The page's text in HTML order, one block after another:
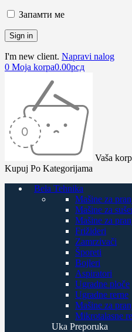
Запамти ме
I'm new client. Napravi nalog
0 Moja korpa0.00рсд
Vaša
Kupuj Po Kategorijama
Bela Tehnika
Mašine za
Mašine za
Mašine za
Frižideri
Zamrzivači
Šporeti
Bojleri
Aspiratori
Ugradne ploče
Ugradne rerne
Mašine za
Mikrotalasne
Uka Preporuka